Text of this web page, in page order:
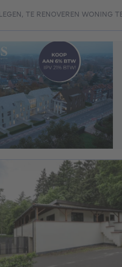
TE RENOVEREN WONING